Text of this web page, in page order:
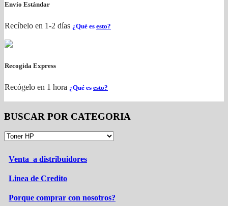
Envío Estándar
Recíbelo en 1-2 días ¿Qué es esto?
Recogida Express
Recógelo en 1 hora ¿Qué es esto?
BUSCAR POR CATEGORIA
Venta a distribuidores
Linea de Credito
Porque comprar con nosotros?